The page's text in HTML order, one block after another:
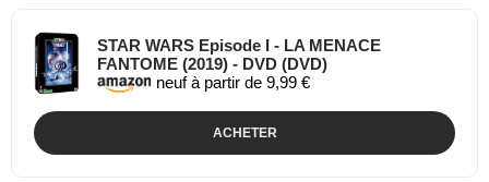
STAR WARS Episode I - LA MENACE
FANTOME (2019) - DVD (DVD)
neuf à partir de 9,99 €
ACHETER